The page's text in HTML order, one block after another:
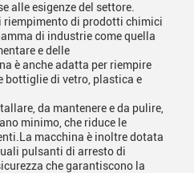
alle esigenze del settore.
riempimento di prodotti chimici
di industrie come quella
e delle
è anche adatta per riempire
bottiglie di vetro, plastica e
da mantenere e da pulire,
minimo, che riduce le
macchina è inoltre dotata
pulsanti di arresto di
che garantiscono la